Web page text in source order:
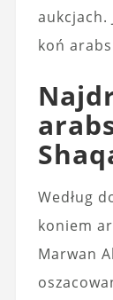
aukcjach.
koń
Według
koniem
Marwan